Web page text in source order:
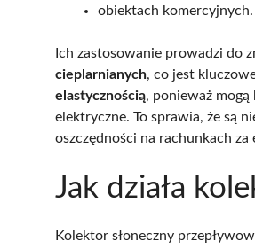
obiektach komercyjnych.
Ich zastosowanie prowadzi do
cieplarnianych, co jest
elastycznością, ponieważ mogą
elektryczne. To sprawia, że są
oszczędności na rachunkach
Jak działa
Kolektor słoneczny